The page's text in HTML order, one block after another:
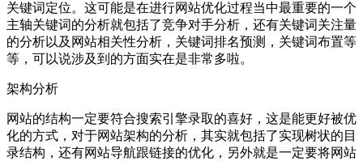
关键词定位。这可能是在进行网站优化过程当中最重要的一个
主轴关键词的分析就包括了竞争对手分析，还有关键词关注量
的分析以及网站相关性分析，关键词排名预测，关键词布置等
等，可以说涉及到的方面实在是非常多啦。
架构分析
网站的结构一定要符合搜索引擎录取的喜好，这是能更好被优
化的方式，对于网站架构的分析，其实就包括了实现树状的目
录结构，还有网站导航跟链接的优化，另外就是一定要将网站